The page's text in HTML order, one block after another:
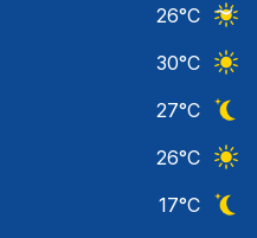
26°C
30°C
27°C
26°C
17°C